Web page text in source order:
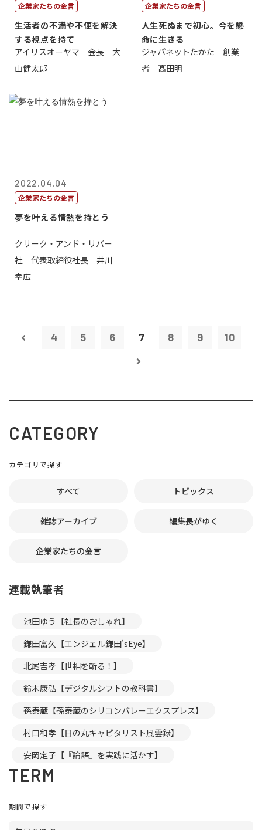
企業家たちの金言
生活者の不満や不便を解決
する視点を持て
アイリスオーヤマ 会長 大
山健太郎
企業家たちの金言
人生死ぬまで初心。今を懸
命に生きる
ジャパネットたかた 創業
者 髙田明
2022.04.04
企業家たちの金言
夢を叶える情熱を持とう
クリーク・アンド・リバー
社 代表取締役社長 井川
幸広
4 5 6 7 8 9 10
CATEGORY
カテゴリで探す
すべて トピックス
雑誌アーカイブ 編集長がゆく
企業家たちの金言
連載執筆者
池田ゆう【社長のおしゃれ】
鎌田富久【エンジェル鎌田’sEye】
北尾吉孝【世相を斬る！】
鈴木康弘【デジタルシフトの教科書】
孫泰蔵【孫泰蔵のシリコンバレーエクスプレス】
村口和孝【日の丸キャピタリスト風雲録】
安岡定子【『論語』を実践に活かす】
TERM
期間で探す